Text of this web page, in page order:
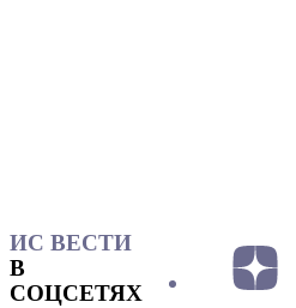
ИС ВЕСТИ
В
СОЦСЕТЯХ